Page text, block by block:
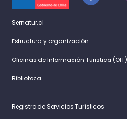
Sernatur.cl
Estructura y organización
Oficinas de Información Turistica (OIT)
Biblioteca
Registro de Servicios Turísticos